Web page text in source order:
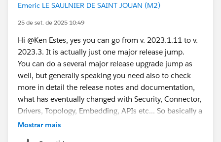
Emeric LE SAULNIER DE SAINT JOUAN (M2)
25 de set. de 2025 10:49
Hi @Ken Estes​, yes you can go from v. 2023.1.11 to v.
2023.3. It is actually just one major release jump.
You can do a several major release upgrade jump as
well, but generally speaking you need also to check
more in detail the release notes and documentation,
what has eventually changed with Security, Connector,
Drivers, Topology, Embedding, APIs etc... So basically a
round of testing.
Mostrar mais